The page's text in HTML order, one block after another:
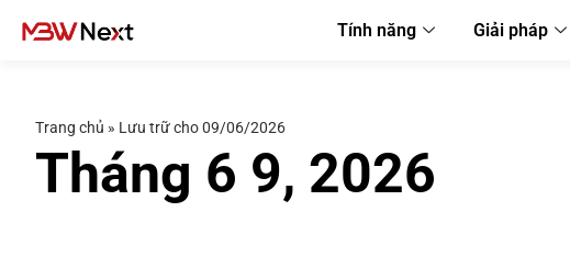
Tính năng Giải pháp
Trang chủ » Lưu trữ cho 09/06/2026
Tháng 6 9, 2026